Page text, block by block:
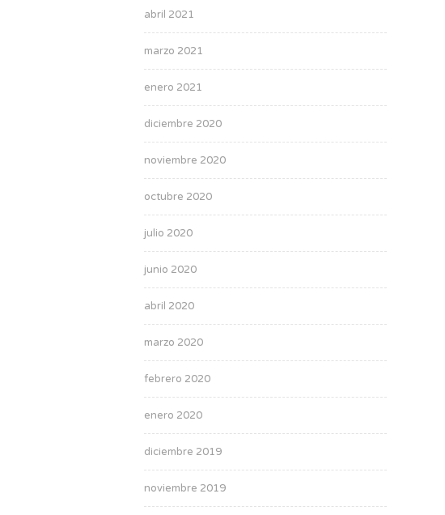
abril 2021
marzo 2021
enero 2021
diciembre 2020
noviembre 2020
octubre 2020
julio 2020
junio 2020
abril 2020
marzo 2020
febrero 2020
enero 2020
diciembre 2019
noviembre 2019